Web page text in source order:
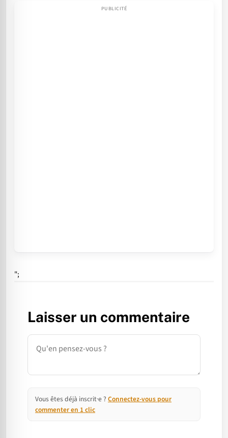
";
Laisser un commentaire
Commentaire
Vous êtes déjà inscrit·e ? Connectez-vous pour
commenter en 1 clic